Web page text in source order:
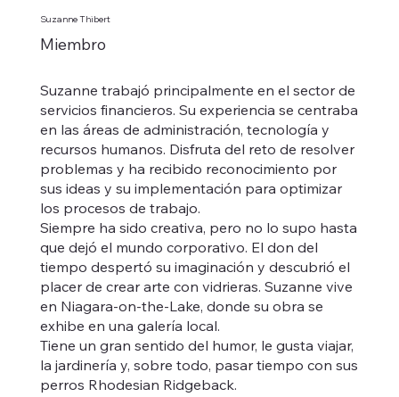
Suzanne Thibert
Miembro
Suzanne trabajó principalmente en el sector de
servicios financieros. Su experiencia se centraba
en las áreas de administración, tecnología y
recursos humanos. Disfruta del reto de resolver
problemas y ha recibido reconocimiento por
sus ideas y su implementación para optimizar
los procesos de trabajo.
Siempre ha sido creativa, pero no lo supo hasta
que dejó el mundo corporativo. El don del
tiempo despertó su imaginación y descubrió el
placer de crear arte con vidrieras. Suzanne vive
en Niagara-on-the-Lake, donde su obra se
exhibe en una galería local.
Tiene un gran sentido del humor, le gusta viajar,
la jardinería y, sobre todo, pasar tiempo con sus
perros Rhodesian Ridgeback.